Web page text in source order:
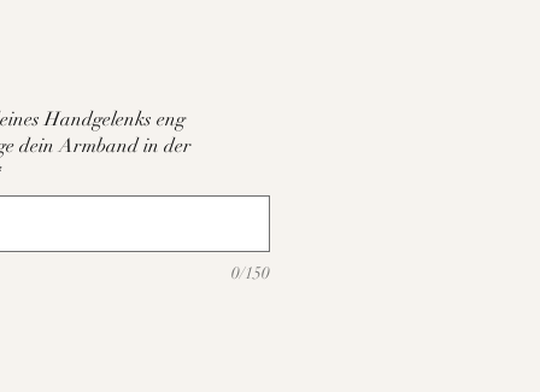
Handgelenks eng
dein Armband in der
0/150